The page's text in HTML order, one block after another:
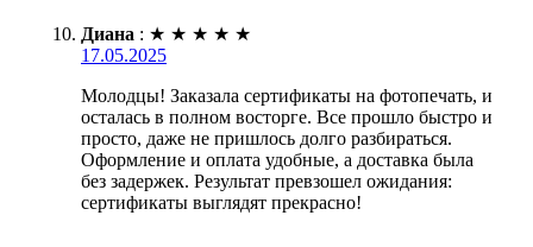
Диана : ★ ★ ★ ★ ★
17.05.2025
Молодцы! Заказала сертификаты на фотопечать, и
осталась в полном восторге. Все прошло быстро и
просто, даже не пришлось долго разбираться.
Оформление и оплата удобные, а доставка была
без задержек. Результат превзошел ожидания:
сертификаты выглядят прекрасно!